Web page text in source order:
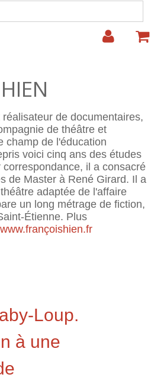
de recherche
de documentaires,
de théâtre et
champ de l'éducation
voici cinq ans des études
il a consacré
de Master à René Girard. Il a
adaptée de l'affaire
un long métrage de fiction,
Étienne. Plus
www.françoishien.fr
Loup.
à une